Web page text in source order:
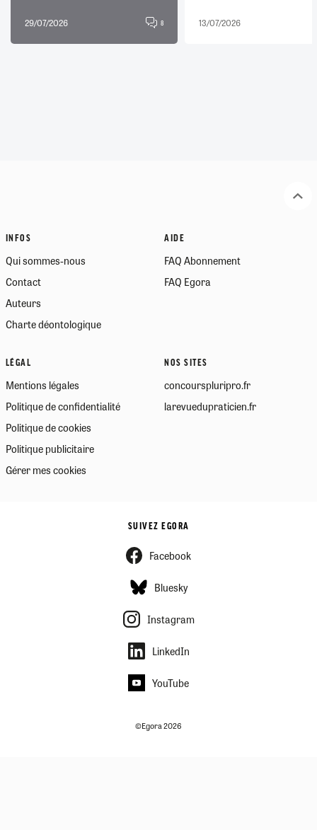
29/07/2026 8 13/07/2026
INFOS
Qui sommes-nous
Contact
Auteurs
Charte déontologique
AIDE
FAQ Abonnement
FAQ Egora
LÉGAL
Mentions légales
Politique de confidentialité
Politique de cookies
Politique publicitaire
Gérer mes cookies
NOS SITES
concourspluripro.fr
larevuedupraticien.fr
SUIVEZ EGORA
Facebook
Bluesky
Instagram
LinkedIn
YouTube
©Egora 2026